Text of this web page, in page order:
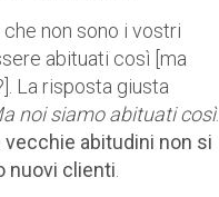
che non sono i vostri
abituati così [ma
La risposta giusta
noi siamo abituati così.
vecchie abitudini non si
nuovi clienti.